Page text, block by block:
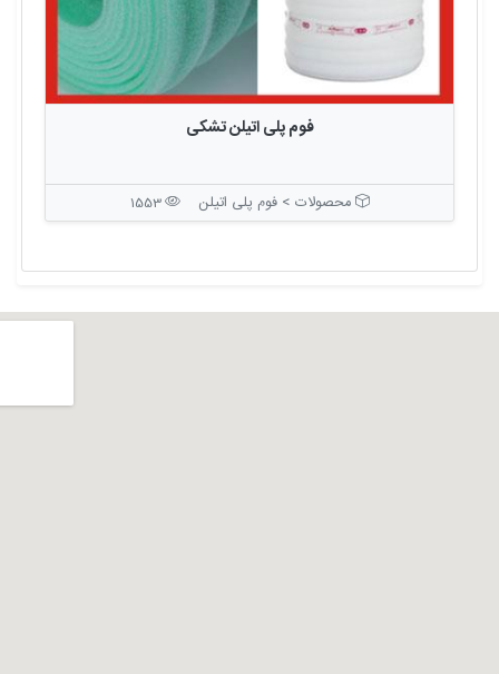
فوم پلی اتیلن تشکی
محصولات > فوم پلی اتیلن 1553